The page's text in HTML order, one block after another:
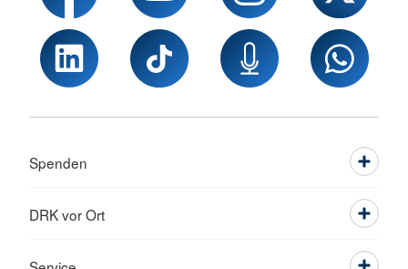
Spenden
DRK vor Ort